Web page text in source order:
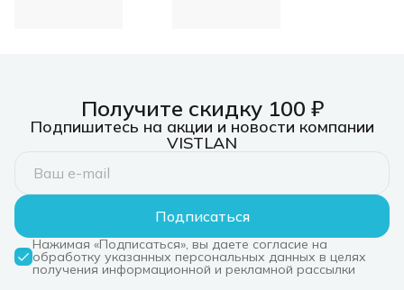
Получите скидку 100 ₽
Подпишитесь на акции и новости компании
VISTLAN
Подписаться
Нажимая «Подписаться», вы даете согласие на
обработку указанных персональных данных в целях
получения информационной и рекламной рассылки